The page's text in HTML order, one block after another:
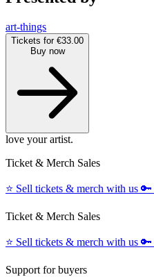
art-things
Tickets for €33.00
Buy now
love your artist.
Ticket & Merch Sales
⭐️ Sell tickets & merch with us 🔑
Ticket & Merch Sales
⭐️ Sell tickets & merch with us 🔑
Support for buyers